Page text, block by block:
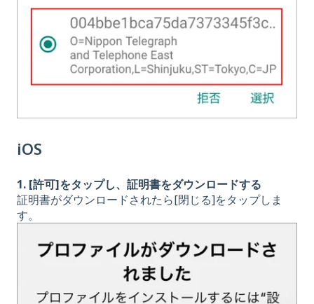
iOS
1. [許可]をタップし、証明書をダウンロードする
証明書がダウンロードされたら[閉じる]をタップしま
す。